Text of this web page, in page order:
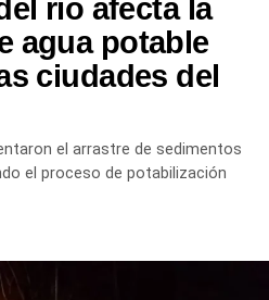
esta intervención forma
y renovación de la
con el propósito de
agua, preservar el Canal
del Alto Valle.
río afecta la
agua potable
ciudades del
el arrastre de sedimentos
el proceso de potabilización